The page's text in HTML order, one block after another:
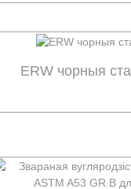
ERW чорныя